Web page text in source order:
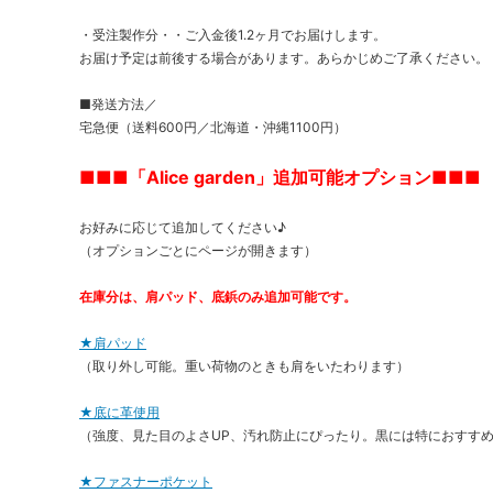
・受注製作分・・ご入金後1.2ヶ月でお届けします。
お届け予定は前後する場合があります。あらかじめご了承ください。
■発送方法／
宅急便（送料600円／北海道・沖縄1100円）
■■■「Alice garden」追加可能オプション■■■
お好みに応じて追加してください♪
（オプションごとにページが開きます）
在庫分は、肩パッド、底鋲のみ追加可能です。
★肩パッド
（取り外し可能。重い荷物のときも肩をいたわります）
★底に革使用
（強度、見た目のよさUP、汚れ防止にぴったり。黒には特におすす
★ファスナーポケット